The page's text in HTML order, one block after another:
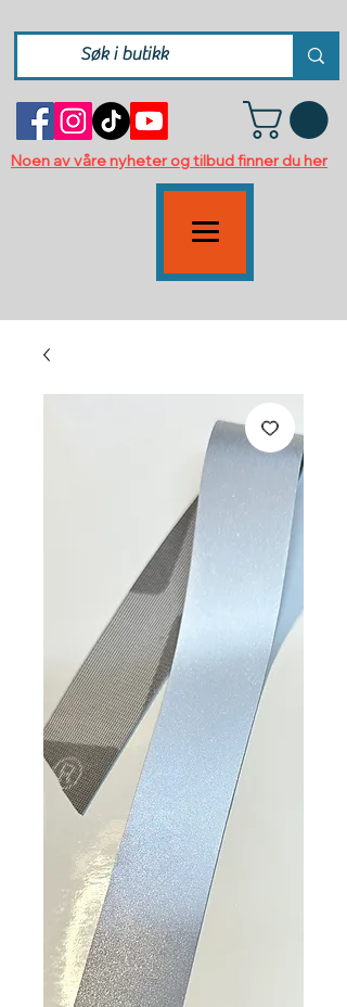
Noen av våre nyheter og tilbud finner du her